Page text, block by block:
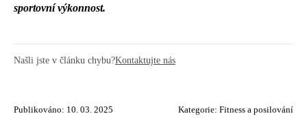
sportovní výkonnost.
Našli jste v článku chybu?Kontaktujte nás
Publikováno: 10. 03. 2025 Kategorie: Fitness a posilování